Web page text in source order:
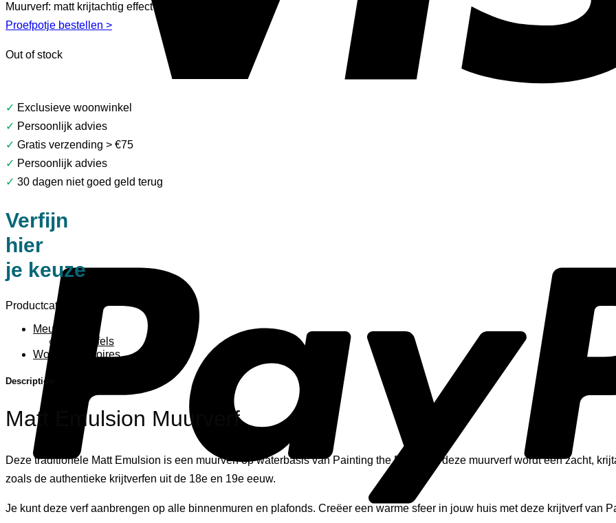
Muurverf: matt krijtachtig effect
Proefpotje bestellen >
Out of stock
✓ Exclusieve woonwinkel
✓ Persoonlijk advies
✓ Gratis verzending > €75
✓ Persoonlijk advies
✓ 30 dagen niet goed geld terug
Verfijn
hier
je keuze
Productcategorieën
Meubels
Bijzettafels
Woonaccessoires
Description
Matt Emulsion Muurverf
Deze traditionele Matt Emulsion is een muurverf op waterbasis van Painting the Past. Met deze muurverf wordt een zacht,
zoals de authentieke krijtverfen uit de 18e en 19e eeuw.
Je kunt deze verf aanbrengen op alle binnenmuren en plafonds. Creëer een warme sfeer in jouw huis met deze krijtverf van